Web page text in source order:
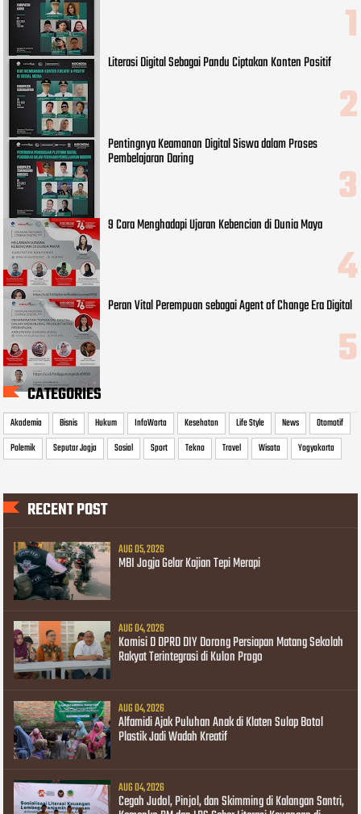
Literasi Digital Sebagai Pandu Ciptakan Konten Positif
Pentingnya Keamanan Digital Siswa dalam Proses
Pembelajaran Daring
9 Cara Menghadapi Ujaran Kebencian di Dunia Maya
Peran Vital Perempuan sebagai Agent of Change Era Digital
CATEGORIES
Akademia Bisnis Hukum InfoWarta Kesehatan Life Style News
Otomotif
Polemik
Seputar Jogja Sosial Sport Tekno Travel Wisata Yogyakarta
RECENT POST
AUG 05, 2026
MBI Jogja Gelar Kajian Tepi Merapi
AUG 04, 2026
Komisi D DPRD DIY Dorong Persiapan Matang Sekolah
Rakyat Terintegrasi di Kulon Progo
AUG 04, 2026
Alfamidi Ajak Puluhan Anak di Klaten Sulap Botol
Plastik Jadi Wadah Kreatif
AUG 04, 2026
Cegah Judol, Pinjol, dan Skimming di Kalangan Santri,